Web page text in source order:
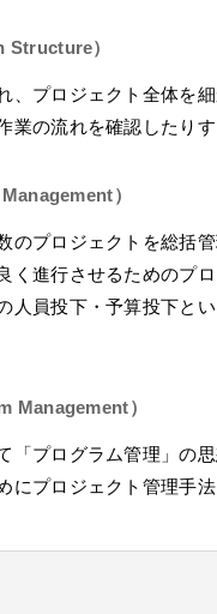
）
、プロジェクト全体を
業の流れを確認したり
）
のプロジェクトを総括
く進行させるためのプ
人員投下・予算投下と
Management）
「プログラム管理」の
にプロジェクト管理手